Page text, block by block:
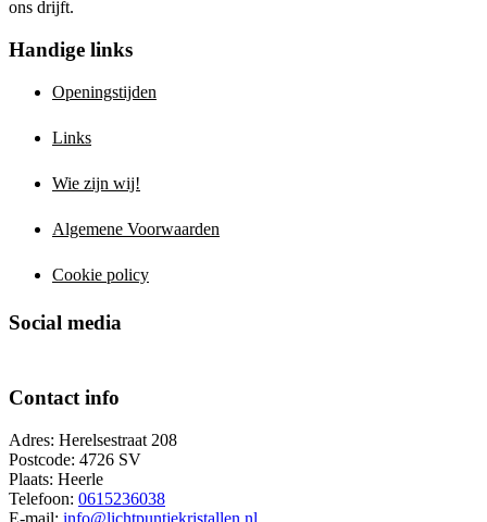
ons drijft.
Handige links
Openingstijden
Links
Wie zijn wij!
Algemene Voorwaarden
Cookie policy
Social media
Contact info
Adres: Herelsestraat 208
Postcode: 4726 SV
Plaats: Heerle
Telefoon: 0615236038
E-mail: info@lichtpuntjekristallen.nl